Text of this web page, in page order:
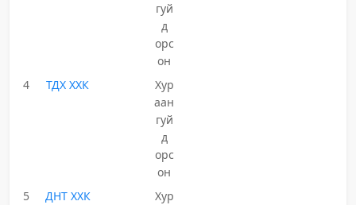
гуй
д
орс
он
4
ТДХ ХХК
Хур
аан
гуй
д
орс
он
5
ДНТ ХХК
Хур